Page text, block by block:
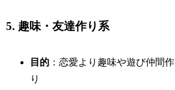
5. 趣味・友達作り系
目的 ：恋愛より趣味や遊び仲間作
り